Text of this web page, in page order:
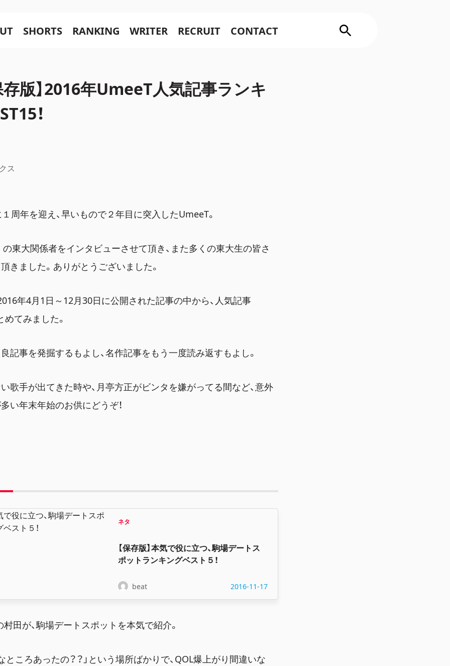
SHORTS RANKING WRITER RECRUIT CONTACT
存版】2016年UmeeT人気記事ランキ
！
ス
周年を迎え、早いもので２年目に突入したUmeeT。
東大関係者をインタビューさせて頂き、また多くの東大生の皆さ
きました。ありがとうございました。
年4月1日～12月30日に公開された記事の中から、人気記事
てみました。
記事を発掘するもよし、名作記事をもう一度読み返すもよし。
歌手が出てきた時や、月亭方正がビンタを嫌がってる間など、意外
い年末年始のお供にどうぞ！
ネタ
【保存版】本気で役に立つ、駒場デートス
ポットランキングベスト５！
beat 2016-11-17
田が、駒場デートスポットを本気で紹介。
ところあったの？？」という場所ばかりで、QOL爆上がり間違いな